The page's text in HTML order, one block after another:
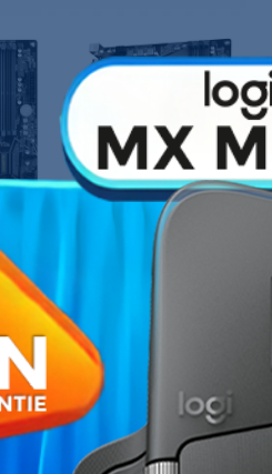
›
assemblez une configuration gaming et
AMD Ryzen
jusqu'à128 Go de DDR4
et aussi les
x4 ). La carte mère
de la marque Gigabyte et de la